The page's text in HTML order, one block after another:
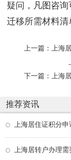
疑问，凡图咨
迁移所需材料清
上一篇：
上海
下一篇：
上海
推荐资讯
上海居转户办理